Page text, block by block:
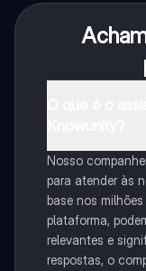
Nosso
para atender às
base nos
plataforma,
relevantes e
respostas, o